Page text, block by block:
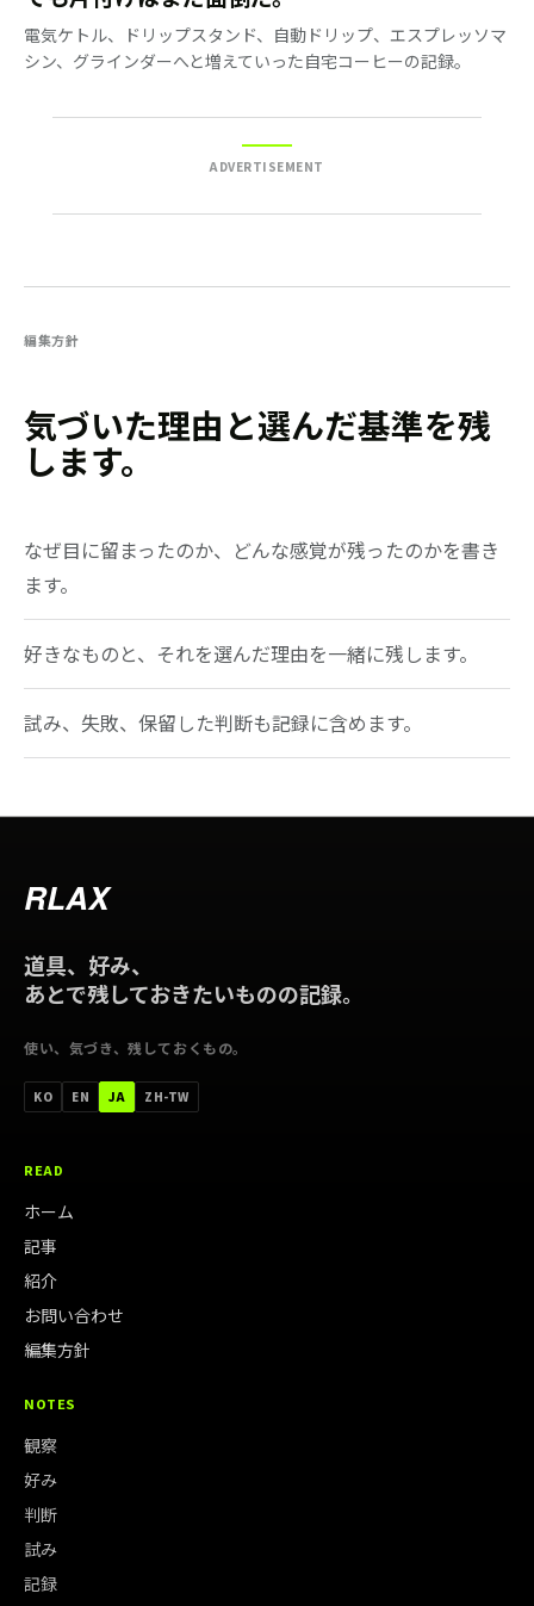
電気ケトル、ドリップスタンド、自動ドリップ、エスプレッソマ
シン、グラインダーへと増えていった自宅コーヒーの記録。
ADVERTISEMENT
編集方針
気づいた理由と選んだ基準を残
します。
なぜ目に留まったのか、どんな感覚が残ったのかを書き
ます。
好きなものと、それを選んだ理由を一緒に残します。
試み、失敗、保留した判断も記録に含めます。
RLAX
道具、好み、
あとで残しておきたいものの記録。
使い、気づき、残しておくもの。
한국어
KO
ENGLISH
EN
日本語
JA
中文（台灣）
ZH-TW
READ
ホーム
記事
紹介
お問い合わせ
編集方針
NOTES
観察
好み
判断
試み
記録